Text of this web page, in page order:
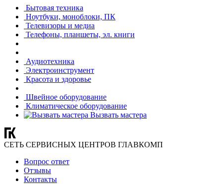
Бытовая техника
Ноутбуки, моноблоки, ПК
Телевизоры и медиа
Телефоны, планшеты, эл. книги
Аудиотехника
Электроинструмент
Красота и здоровье
Швейное оборудование
Климатическое оборудование
Вызвать мастера
СЕТЬ СЕРВИСНЫХ ЦЕНТРОВ ГЛАВКОМП
Вопрос ответ
Отзывы
Контакты